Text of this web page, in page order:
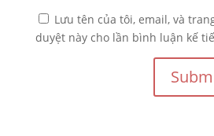
Lưu tên của tôi, email, và
duyệt này cho lần bình luận kế